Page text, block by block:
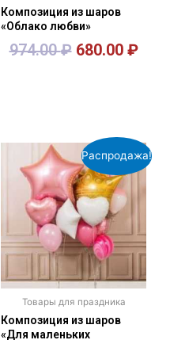
Композиция из шаров
«Облако любви»
974.00₽ 680.00 ₽
Распродажа!
Товары для праздника
Композиция из шаров
«Для маленьких